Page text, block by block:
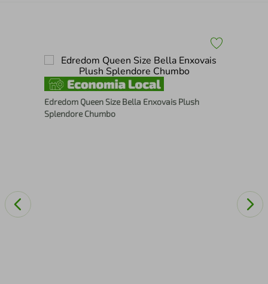
Edredom Queen Size Bella Enxovais Plush
Splendore Chumbo